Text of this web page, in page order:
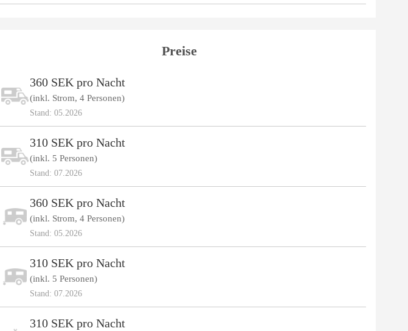
Preise
360 SEK pro Nacht
(inkl. Strom, 4 Personen)
Stand: 05.2026
310 SEK pro Nacht
(inkl. 5 Personen)
Stand: 07.2026
360 SEK pro Nacht
(inkl. Strom, 4 Personen)
Stand: 05.2026
310 SEK pro Nacht
(inkl. 5 Personen)
Stand: 07.2026
310 SEK pro Nacht